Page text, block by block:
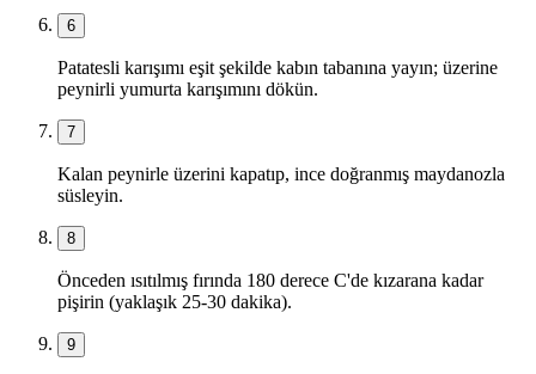
6
Patatesli karışımı eşit şekilde kabın tabanına yayın; üzerine
peynirli yumurta karışımını dökün.
7
Kalan peynirle üzerini kapatıp, ince doğranmış maydanozla
süsleyin.
8
Önceden ısıtılmış fırında 180 derece C'de kızarana kadar
pişirin (yaklaşık 25-30 dakika).
9